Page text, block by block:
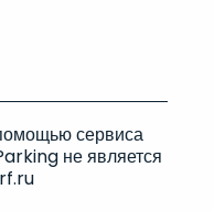
сервиса
не является